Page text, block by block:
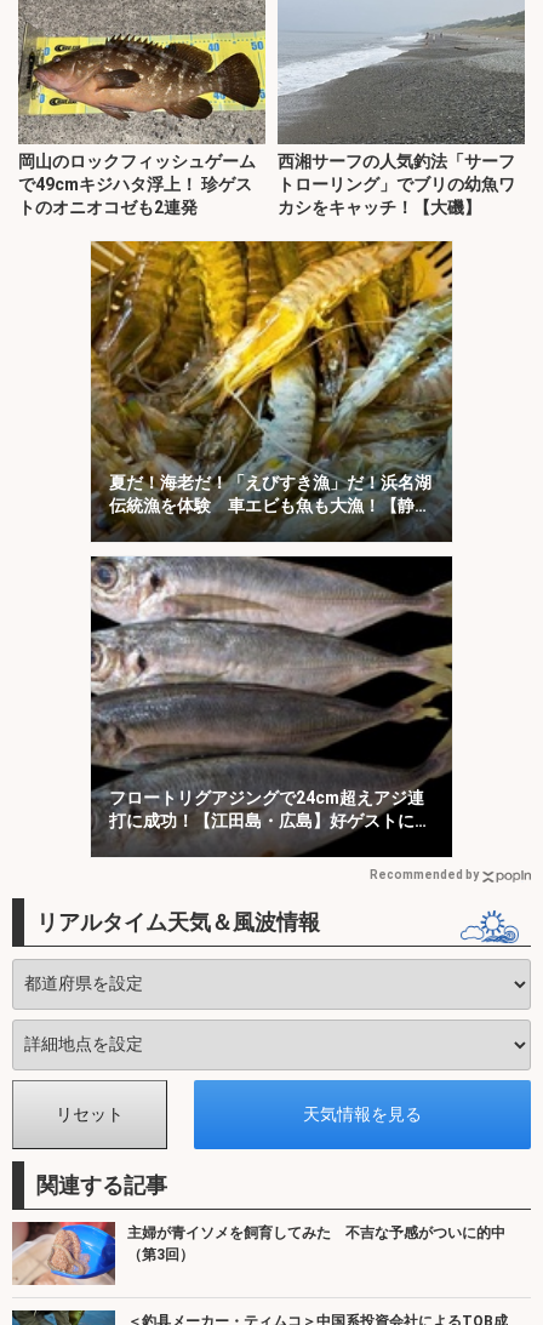
岡山のロックフィッシュゲーム
で49cmキジハタ浮上！ 珍ゲス
トのオニオコゼも2連発
西湘サーフの人気釣法「サーフ
トローリング」でブリの幼魚ワ
カシをキャッチ！【大磯】
夏だ！海老だ！「えびすき漁」だ！浜名湖
伝統漁を体験 車エビも魚も大漁！【静
岡】
フロートリグアジングで24cm超えアジ連
打に成功！【江田島・広島】好ゲストに
45cmマダイ
Recommended by
リアルタイム天気＆風波情報
関連する記事
主婦が青イソメを飼育してみた 不吉な予感がついに的中
（第3回）